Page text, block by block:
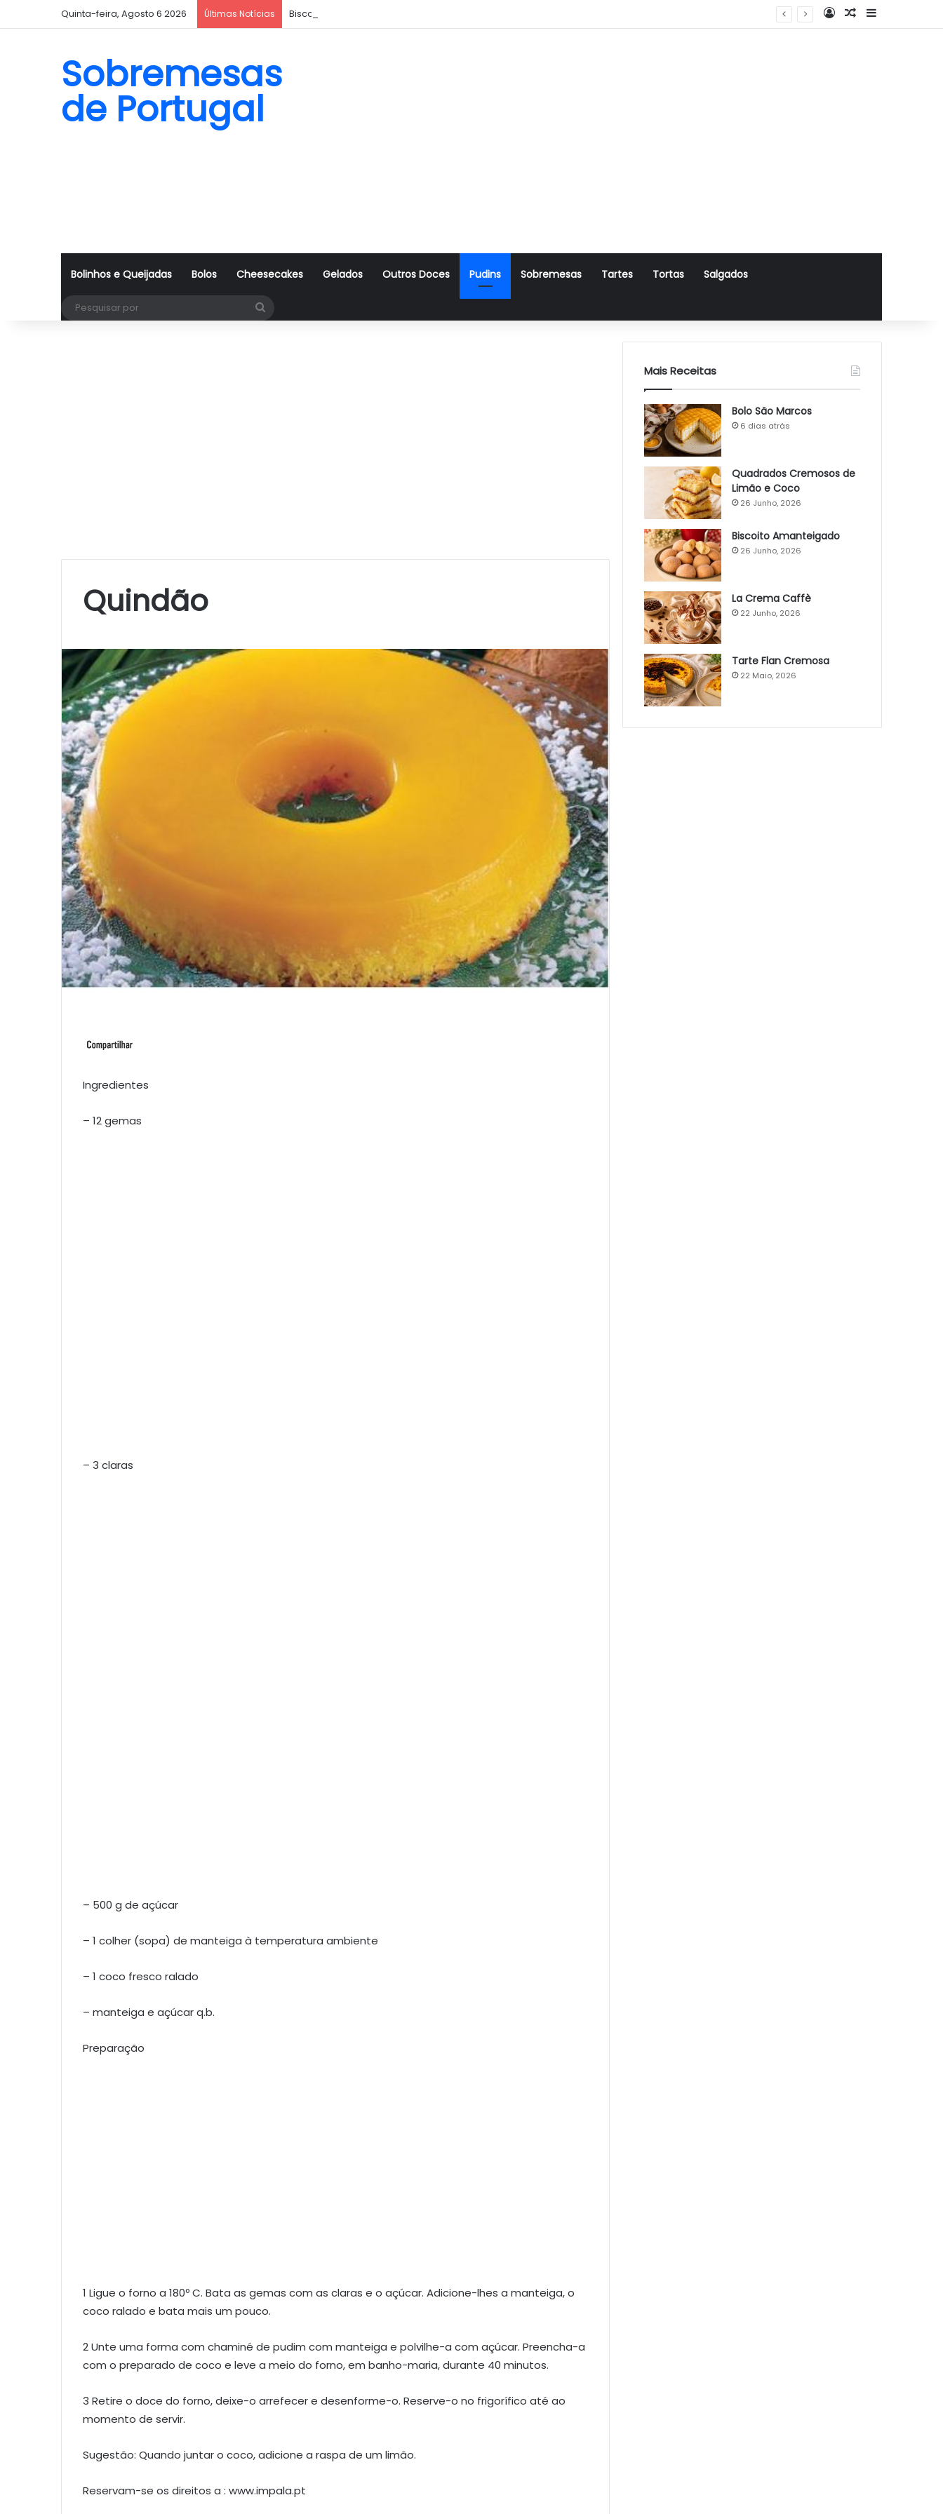
Quinta-feira, Agosto 6 2026 Últimas Notícias Biscoito Amanteigado Log InArtigo Aleatório
Sidebar
Sobremesas
de Portugal
Bolinhos e Queijadas Bolos Cheesecakes Gelados Outros Doces Pudins Sobremesas Tartes Tortas Salgados
Quindão
Ingredientes
– 12 gemas
– 3 claras
– 500 g de açúcar
– 1 colher (sopa) de manteiga à temperatura ambiente
– 1 coco fresco ralado
– manteiga e açúcar q.b.
Preparação
1 Ligue o forno a 180º C. Bata as gemas com as claras e o açúcar. Adicione-lhes a manteiga, o
coco ralado e bata mais um pouco.
2 Unte uma forma com chaminé de pudim com manteiga e polvilhe-a com açúcar. Preencha-a
com o preparado de coco e leve a meio do forno, em banho-maria, durante 40 minutos.
3 Retire o doce do forno, deixe-o arrefecer e desenforme-o. Reserve-o no frigorífico até ao
momento de servir.
Sugestão: Quando juntar o coco, adicione a raspa de um limão.
Reservam-se os direitos a : www.impala.pt
Mais Receitas
Bolo São Marcos
6 dias atrás
Quadrados Cremosos de
Limão e Coco
26 Junho, 2026
Biscoito Amanteigado
26 Junho, 2026
La Crema Caffè
22 Junho, 2026
Tarte Flan Cremosa
22 Maio, 2026